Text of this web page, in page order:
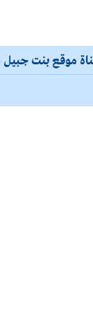
موقع بنت جبيل